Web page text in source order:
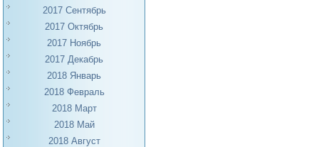
2017 Сентябрь
2017 Октябрь
2017 Ноябрь
2017 Декабрь
2018 Январь
2018 Февраль
2018 Март
2018 Май
2018 Август